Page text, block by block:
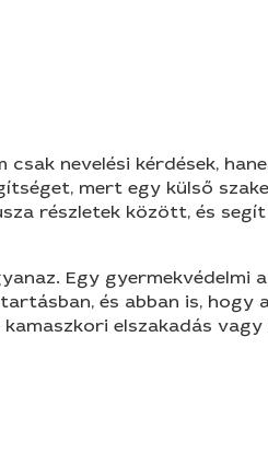
nevelési kérdések,
mert egy külső
részletek között, és
Egy gyermekvédelmi
és abban is, hogy
elszakadás